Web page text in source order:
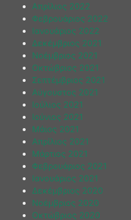
Απρίλιος 2022
Φεβρουάριος 2022
Ιανουάριος 2022
Δεκέμβριος 2021
Νοέμβριος 2021
Οκτώβριος 2021
Σεπτέμβριος 2021
Αύγουστος 2021
Ιούλιος 2021
Ιούνιος 2021
Μάιος 2021
Απρίλιος 2021
Μάρτιος 2021
Φεβρουάριος 2021
Ιανουάριος 2021
Δεκέμβριος 2020
Νοέμβριος 2020
Οκτώβριος 2020